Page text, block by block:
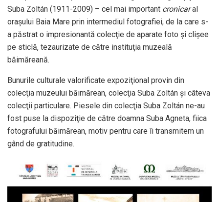
Suba Zoltán (1911-2009) – cel mai important cronicaral
oraşului Baia Mare prin intermediul fotografiei, de la care s-
a păstrat o impresionantă colecţie de aparate foto şi clişee
pe sticlă, tezaurizate de către instituţia muzeală
băimăreană.
Bunurile culturale valorificate expoziţional provin din
colecţia muzeului băimărean, colecţia Suba Zoltán şi câteva
colecţii particulare. Piesele din colecţia Suba Zoltán ne-au
fost puse la dispoziţie de către doamna Suba Agneta, fiica
fotografului băimărean, motiv pentru care îi transmitem un
gând de gratitudine.